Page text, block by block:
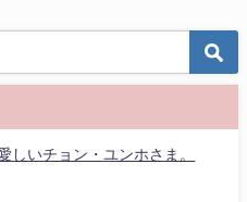
しいチョン・ユンホさま。